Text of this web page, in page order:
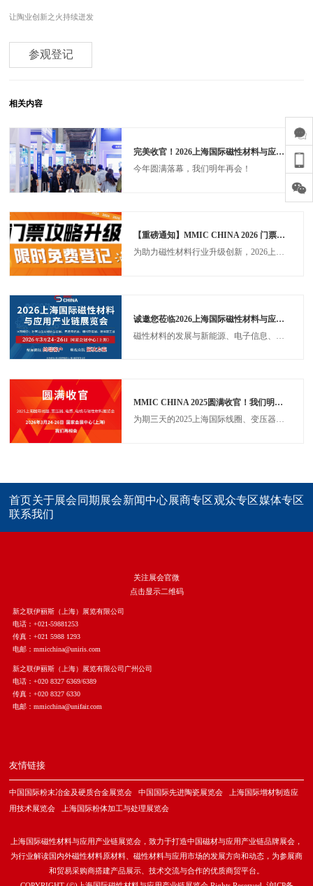
让陶业创新之火持续迸发
参观登记
相关内容
完美收官！2026上海国际磁性材料与应用产业链展圆满落幕，三天先进制造盛宴铸就产业新标杆！
今年圆满落幕，我们明年再会！
【重磅通知】MMIC CHINA 2026 门票攻略升级！提前登记 / 组团免费，现场抽奖+万亿商机双重福利来袭！
为助力磁性材料行业升级创新，2026上海国际磁性材料与应用产业链展览会（MMIC CHINA 2026），将于2026年3月24-26日在国家会展中心（上海）盛大启幕！
诚邀您莅临2026上海国际磁性材料与应用产业链展览会！
MMIC CHINA 2025圆满收官！我们明年3月沪上再相会！ ​
为期三天的2025上海国际线圈、变压器、电感、电机与磁性材料展览会（MMIC CHINA 2025）于今日在上海世博展览馆圆满收官。
首页关于展会 同期展会新闻中心展商专区观众专区媒体专区
联系我们
关注展会官微
点击显示二维码
新之联伊丽斯（上海）展览有限公司
电话：+021-59881253
传真：+021 5988 1293
电邮：mmicchina@uniris.com
新之联伊丽斯（上海）展览有限公司广州公司
电话：+020 8327 6369/6389
传真：+020 8327 6330
电邮：mmicchina@unifair.com
友情链接
中国国际粉末冶金及硬质合金展览会 中国国际先进陶瓷展览会
上海国际增材制造应
用技术展览会
上海国际粉体加工与处理展览会
上海国际磁性材料与应用产业链展览会，致力于打造中国磁材与应用产业链品牌展会，
为行业解读国内外磁性材料原材料、磁性材料与应用市场的发展方向和动态，为参展商
和贸易采购商搭建产品展示、技术交流与合作的优质商贸平台。